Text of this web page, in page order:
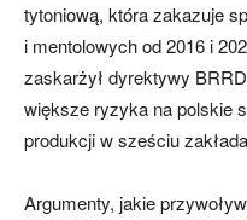
tytoniową, która zakazuje
i mentolowych od 2016 i
zaskarżył dyrektywy
większe ryzyka na polskie
produkcji w sześciu
Argumenty, jakie